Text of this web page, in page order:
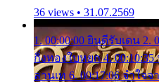
36 views • 31.07.2569
1. 00:00:00 ยินดีรับเดน 2.
กิ่งทองใบหยก 4.
ลานเท 6. 00:17:06 จำใจ